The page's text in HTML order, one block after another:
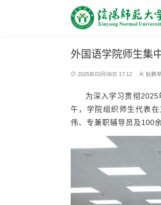
外国语学院师生集
2025年03月06日 17:12 赵鹏举
为深入学习贯彻
午，学院组织师生代表
伟、专兼职辅导员及100